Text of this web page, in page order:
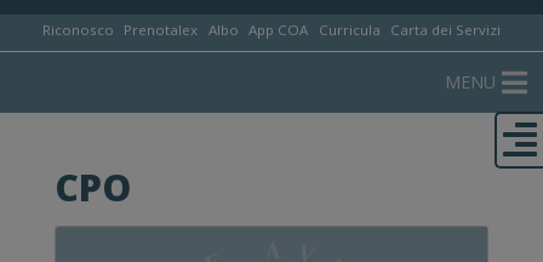
Riconosco Prenotalex Albo App COA Curricula Carta dei Servizi
MENU
CPO